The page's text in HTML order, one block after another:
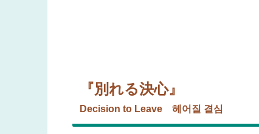
『別れる決心』
Decision to Leave 헤어질 결심